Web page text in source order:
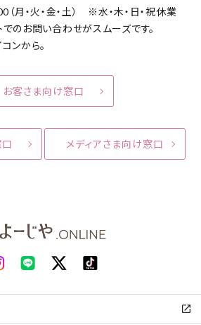
月・火・金・土） ※水・木・日・祝休業
のお問い合わせがスムーズです。
ンから。
お客さま向け窓口
メディアさま向け窓口